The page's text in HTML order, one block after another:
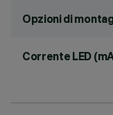
Opzioni di
Corrente LED